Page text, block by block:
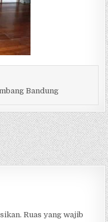
Bandung
Ruas yang wajib